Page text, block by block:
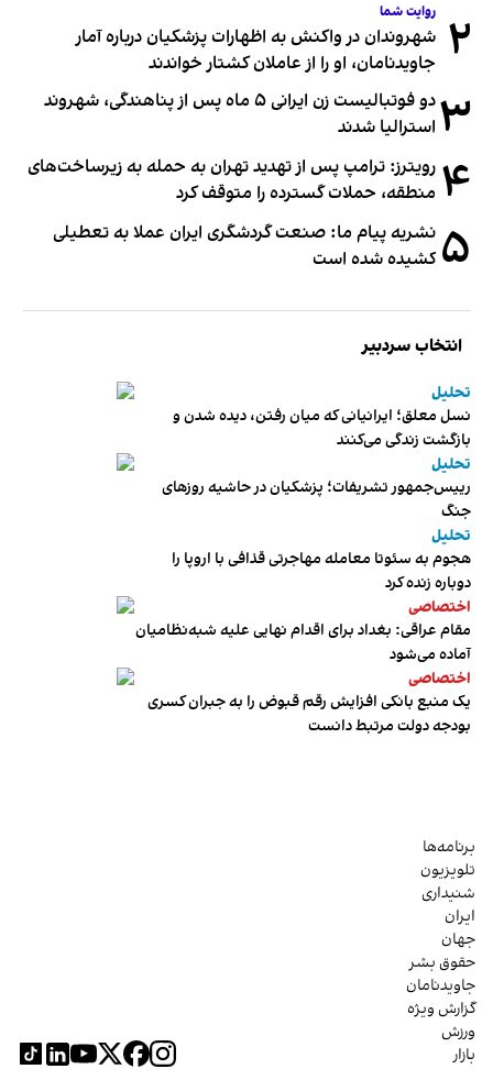
۲ روایت شما
شهروندان در واکنش به اظهارات پزشکیان درباره آمار
جاویدنامان، او را از عاملان کشتار خواندند
۳
دو فوتبالیست زن ایرانی ۵ ماه پس از پناهندگی، شهروند
استرالیا شدند
۴ رویترز: ترامپ پس از تهدید تهران به حمله به زیرساخت‌های
منطقه، حملات گسترده را متوقف کرد
۵ نشریه پیام ما: صنعت گردشگری ایران عملا به تعطیلی
کشیده شده است
انتخاب سردبیر
تحلیل
نسل معلق؛ ایرانیانی که میان رفتن، دیده شدن و
بازگشت زندگی می‌کنند
تحلیل
رییس‌جمهور تشریفات؛ پزشکیان در حاشیه روزهای
جنگ
تحلیل
هجوم به سئوتا معامله مهاجرتی قذافی با اروپا را
دوباره زنده کرد
اختصاصی
مقام عراقی: بغداد برای اقدام نهایی علیه شبه‌نظامیان
آماده می‌شود
اختصاصی
یک منبع بانکی افزایش رقم قبوض را به جبران کسری
بودجه دولت مرتبط دانست
برنامه‌ها
تلویزیون
شنیداری
ایران
جهان
حقوق بشر
جاویدنامان
گزارش ویژه
ورزش
بازار